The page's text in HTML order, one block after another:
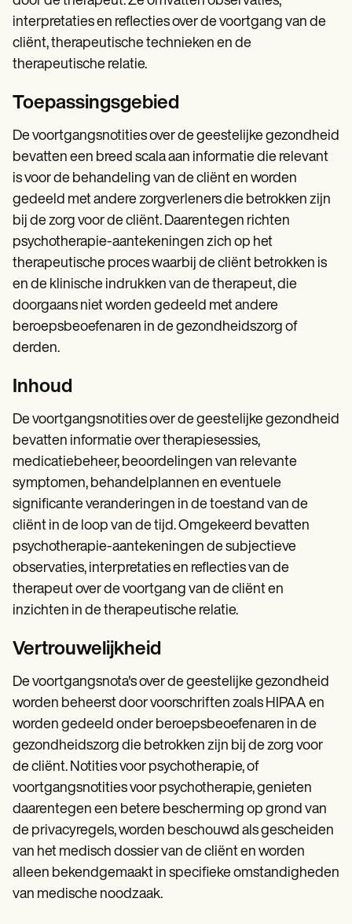
interpretaties en reflecties over de voortgang van de
cliënt, therapeutische technieken en de
therapeutische relatie.
Toepassingsgebied
De voortgangsnotities over de geestelijke gezondheid
bevatten een breed scala aan informatie die relevant
is voor de behandeling van de cliënt en worden
gedeeld met andere zorgverleners die betrokken zijn
bij de zorg voor de cliënt. Daarentegen richten
psychotherapie-aantekeningen zich op het
therapeutische proces waarbij de cliënt betrokken is
en de klinische indrukken van de therapeut, die
doorgaans niet worden gedeeld met andere
beroepsbeoefenaren in de gezondheidszorg of
derden.
Inhoud
De voortgangsnotities over de geestelijke gezondheid
bevatten informatie over therapiesessies,
medicatiebeheer, beoordelingen van relevante
symptomen, behandelplannen en eventuele
significante veranderingen in de toestand van de
cliënt in de loop van de tijd. Omgekeerd bevatten
psychotherapie-aantekeningen de subjectieve
observaties, interpretaties en reflecties van de
therapeut over de voortgang van de cliënt en
inzichten in de therapeutische relatie.
Vertrouwelijkheid
De voortgangsnota's over de geestelijke gezondheid
worden beheerst door voorschriften zoals HIPAA en
worden gedeeld onder beroepsbeoefenaren in de
gezondheidszorg die betrokken zijn bij de zorg voor
de cliënt. Notities voor psychotherapie, of
voortgangsnotities voor psychotherapie, genieten
daarentegen een betere bescherming op grond van
de privacyregels, worden beschouwd als gescheiden
van het medisch dossier van de cliënt en worden
alleen bekendgemaakt in specifieke omstandigheden
van medische noodzaak.